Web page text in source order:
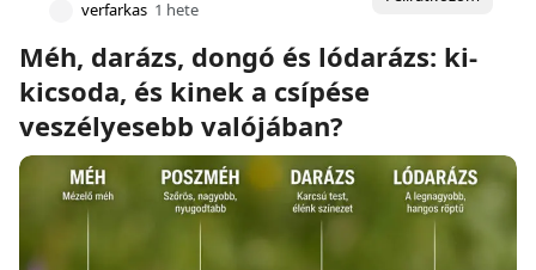
verfarkas 1 hete
Méh, darázs, dongó és lódarázs: ki-
kicsoda, és kinek a csípése
veszélyesebb valójában?